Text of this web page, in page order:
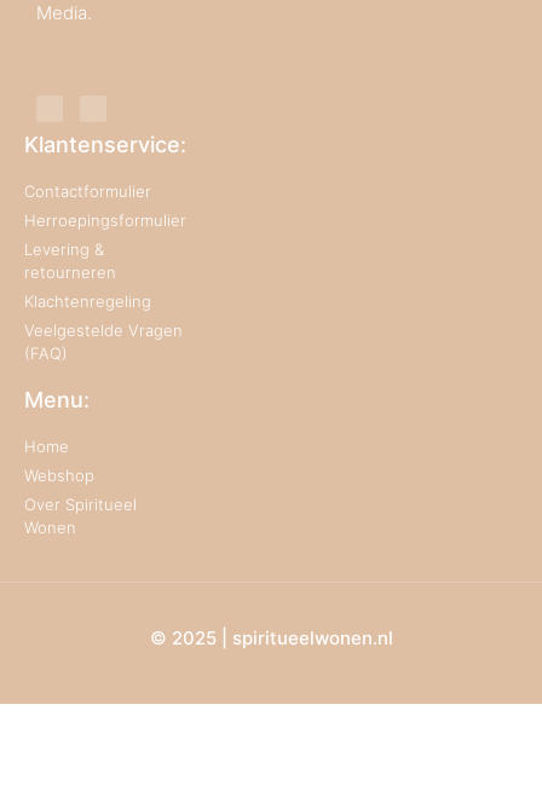
Media.
Klantenservice:
Contactformulier
Herroepingsformulier
Levering &
retourneren
Klachtenregeling
Veelgestelde Vragen
(FAQ)
Menu:
Home
Webshop
Over Spiritueel
Wonen
© 2025 | spiritueelwonen.nl